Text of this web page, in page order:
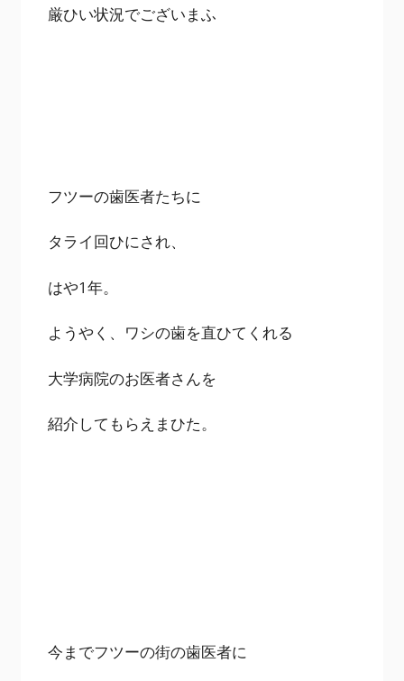
厳ひい状況でございまふ
フツーの歯医者たちに
タライ回ひにされ、
はや1年。
ようやく、ワシの歯を直ひてくれる
大学病院のお医者さんを
紹介してもらえまひた。
今までフツーの街の歯医者に